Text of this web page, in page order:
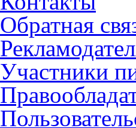
Обратная
Участники